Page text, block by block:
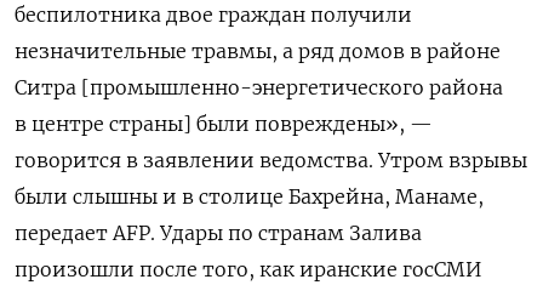
беспилотника двое граждан получили
незначительные травмы, а ряд домов в районе
Ситра [промышленно-энергетического района
в центре страны] были повреждены», —
говорится в заявлении ведомства. Утром взрывы
были слышны и в столице Бахрейна, Манаме,
передает AFP. Удары по странам Залива
произошли после того, как иранские госСМИ